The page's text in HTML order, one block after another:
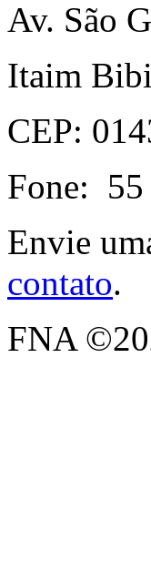
Av. São
Itaim
CEP:
Fone:
Envie
contato.
FNA